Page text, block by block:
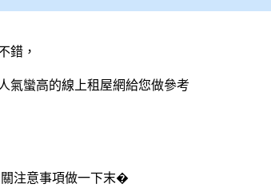
錯，
氣蠻高的線上租屋網給您做參考
注意事項做一下末�